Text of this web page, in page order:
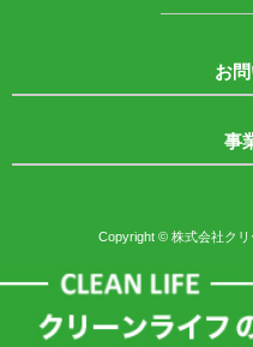
お
事
Copyright © 株式会社クリ